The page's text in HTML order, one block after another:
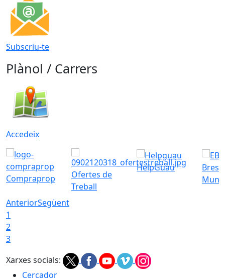
Subscriu-te
Plànol / Carrers
Accedeix
Compraprop
Ofertes de
Treball
HelpGuau
AnteriorSegüent
1
2
3
Xarxes socials:
Cercador